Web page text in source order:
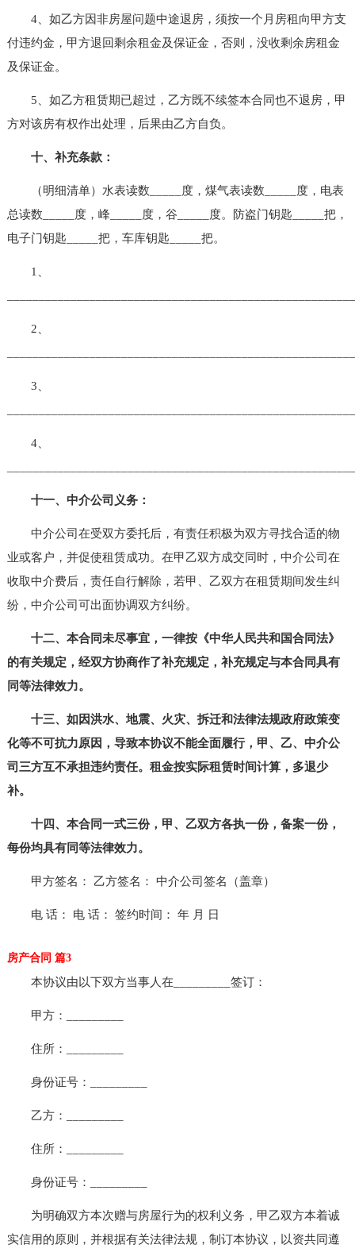
4、如乙方因非房屋问题中途退房，须按一个月房租向甲方支
付违约金，甲方退回剩余租金及保证金，否则，没收剩余房租金
及保证金。
5、如乙方租赁期已超过，乙方既不续签本合同也不退房，甲
方对该房有权作出处理，后果由乙方自负。
十、补充条款：
（明细清单）水表读数_____度，煤气表读数_____度，电表
总读数_____度，峰_____度，谷_____度。防盗门钥匙_____把，
电子门钥匙_____把，车库钥匙_____把。
1、
2、
3、
4、
十一、中介公司义务：
中介公司在受双方委托后，有责任积极为双方寻找合适的物
业或客户，并促使租赁成功。在甲乙双方成交同时，中介公司在
收取中介费后，责任自行解除，若甲、乙双方在租赁期间发生纠
纷，中介公司可出面协调双方纠纷。
十二、本合同未尽事宜，一律按《中华人民共和国合同法》
的有关规定，经双方协商作了补充规定，补充规定与本合同具有
同等法律效力。
十三、如因洪水、地震、火灾、拆迁和法律法规政府政策变
化等不可抗力原因，导致本协议不能全面履行，甲、乙、中介公
司三方互不承担违约责任。租金按实际租赁时间计算，多退少
补。
十四、本合同一式三份，甲、乙双方各执一份，备案一份，
每份均具有同等法律效力。
甲方签名： 乙方签名： 中介公司签名（盖章）
电 话： 电 话： 签约时间： 年 月 日
房产合同 篇3
本协议由以下双方当事人在_________签订：
甲方：_________
住所：_________
身份证号：_________
乙方：_________
住所：_________
身份证号：_________
为明确双方本次赠与房屋行为的权利义务，甲乙双方本着诚
实信用的原则，并根据有关法律法规，制订本协议，以资共同遵